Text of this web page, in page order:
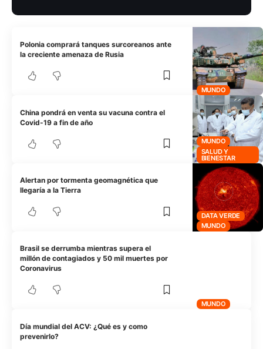
MUNDO
Polonia comprará tanques surcoreanos ante
la creciente amenaza de Rusia
MUNDO
SALUD Y
BIENESTAR
China pondrá en venta su vacuna contra el
Covid-19 a fin de año
DATA VERDE
MUNDO
Alertan por tormenta geomagnética que
llegaría a la Tierra
MUNDO
Brasil se derrumba mientras supera el
millón de contagiados y 50 mil muertes por
Coronavirus
Día mundial del ACV: ¿Qué es y como
prevenirlo?